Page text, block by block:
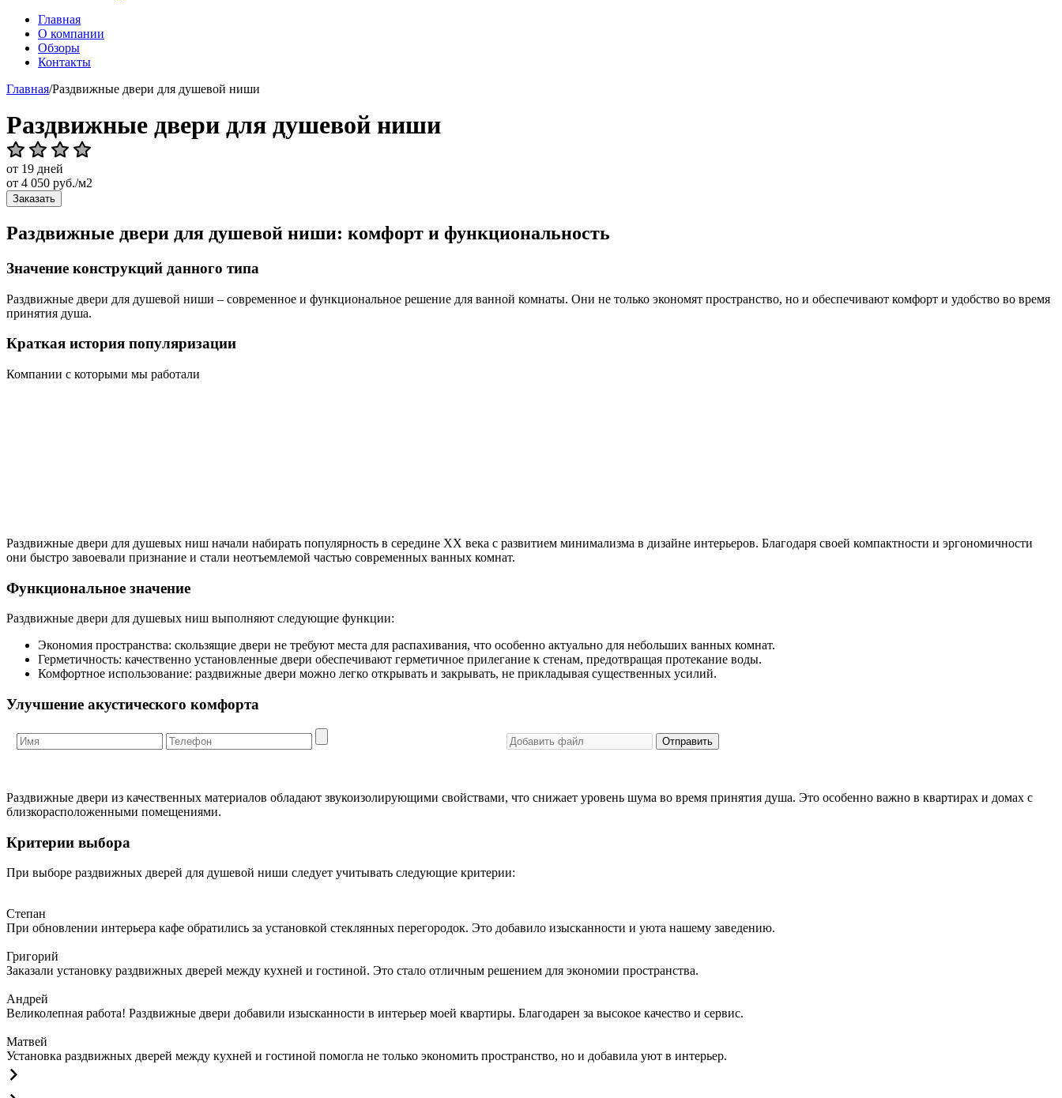
Главная
О компании
Обзоры
Контакты
Главная/Раздвижные двери для душевой ниши
Раздвижные двери для душевой ниши
от 19 дней
от 4 050 руб./м2
Заказать
Раздвижные двери для душевой ниши: комфорт и функциональность
Значение конструкций данного типа
Раздвижные двери для душевой ниши – современное и функциональное решение для ванной комнаты. Они не только экономят пространство, но и обеспечивают комфорт и удобство во время
принятия душа.
Краткая история популяризации
Компании с которыми мы работали
Раздвижные двери для душевых ниш начали набирать популярность в середине XX века с развитием минимализма в дизайне интерьеров. Благодаря своей компактности и эргономичности
они быстро завоевали признание и стали неотъемлемой частью современных ванных комнат.
Функциональное значение
Раздвижные двери для душевых ниш выполняют следующие функции:
Экономия пространства: скользящие двери не требуют места для распахивания, что особенно актуально для небольших ванных комнат.
Герметичность: качественно установленные двери обеспечивают герметичное прилегание к стенам, предотвращая протекание воды.
Комфортное использование: раздвижные двери можно легко открывать и закрывать, не прикладывая существенных усилий.
Улучшение акустического комфорта
Отправить
Раздвижные двери из качественных материалов обладают звукоизолирующими свойствами, что снижает уровень шума во время принятия душа. Это особенно важно в квартирах и домах с
близкорасположенными помещениями.
Критерии выбора
При выборе раздвижных дверей для душевой ниши следует учитывать следующие критерии:
Степан
При обновлении интерьера кафе обратились за установкой стеклянных перегородок. Это добавило изысканности и уюта нашему заведению.
Григорий
Заказали установку раздвижных дверей между кухней и гостиной. Это стало отличным решением для экономии пространства.
Андрей
Великолепная работа! Раздвижные двери добавили изысканности в интерьер моей квартиры. Благодарен за высокое качество и сервис.
Матвей
Установка раздвижных дверей между кухней и гостиной помогла не только экономить пространство, но и добавила уют в интерьер.